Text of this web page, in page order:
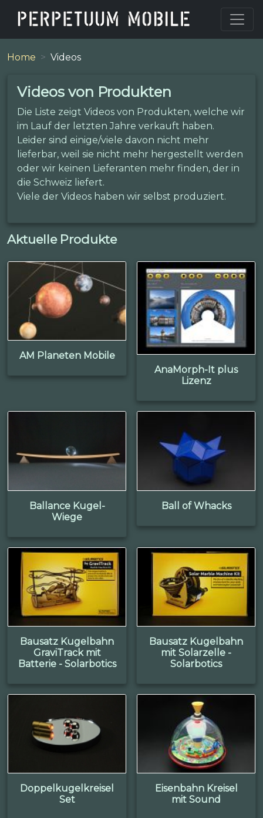
Home Videos
Videos von Produkten
Die Liste zeigt Videos von Produkten, welche wir
im Lauf der letzten Jahre verkauft haben.
Leider sind einige/viele davon nicht mehr
lieferbar, weil sie nicht mehr hergestellt werden
oder wir keinen Lieferanten mehr finden, der in
die Schweiz liefert.
Viele der Videos haben wir selbst produziert.
Aktuelle Produkte
AM Planeten Mobile
AnaMorph-It plus
Lizenz
Ballance Kugel-
Wiege
Ball of Whacks
Bausatz Kugelbahn
GraviTrack mit
Batterie - Solarbotics
Bausatz Kugelbahn
mit Solarzelle -
Solarbotics
Doppelkugelkreisel
Set
Eisenbahn Kreisel
mit Sound